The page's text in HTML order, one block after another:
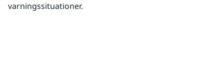
varningssituationer.